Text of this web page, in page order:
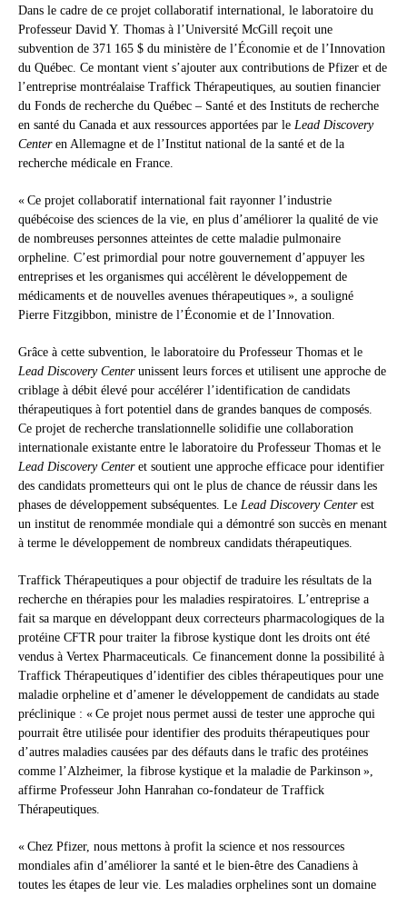
Dans le cadre de ce projet collaboratif international, le laboratoire du
Professeur David Y. Thomas à l’Université McGill reçoit une
subvention de 371 165 $ du ministère de l’Économie et de l’Innovation
du Québec. Ce montant vient s’ajouter aux contributions de Pfizer et de
l’entreprise montréalaise Traffick Thérapeutiques, au soutien financier
du Fonds de recherche du Québec – Santé et des Instituts de recherche
en santé du Canada et aux ressources apportées par le Lead Discovery
Centeren Allemagne et de l’Institut national de la santé et de la
recherche médicale en France.
« Ce projet collaboratif international fait rayonner l’industrie
québécoise des sciences de la vie, en plus d’améliorer la qualité de vie
de nombreuses personnes atteintes de cette maladie pulmonaire
orpheline. C’est primordial pour notre gouvernement d’appuyer les
entreprises et les organismes qui accélèrent le développement de
médicaments et de nouvelles avenues thérapeutiques », a souligné
Pierre Fitzgibbon, ministre de l’Économie et de l’Innovation.
Grâce à cette subvention, le laboratoire du Professeur Thomas et le
Lead Discovery Centerunissent leurs forces et utilisent une approche de
criblage à débit élevé pour accélérer l’identification de candidats
thérapeutiques à fort potentiel dans de grandes banques de composés.
Ce projet de recherche translationnelle solidifie une collaboration
internationale existante entre le laboratoire du Professeur Thomas et le
Lead Discovery Center et soutient une approche efficace pour identifier
des candidats prometteurs qui ont le plus de chance de réussir dans les
phases de développement subséquentes. Le Lead Discovery Centerest
un institut de renommée mondiale qui a démontré son succès en menant
à terme le développement de nombreux candidats thérapeutiques.
Traffick Thérapeutiques a pour objectif de traduire les résultats de la
recherche en thérapies pour les maladies respiratoires. L’entreprise a
fait sa marque en développant deux correcteurs pharmacologiques de la
protéine CFTR pour traiter la fibrose kystique dont les droits ont été
vendus à Vertex Pharmaceuticals. Ce financement donne la possibilité à
Traffick Thérapeutiques d’identifier des cibles thérapeutiques pour une
maladie orpheline et d’amener le développement de candidats au stade
préclinique : « Ce projet nous permet aussi de tester une approche qui
pourrait être utilisée pour identifier des produits thérapeutiques pour
d’autres maladies causées par des défauts dans le trafic des protéines
comme l’Alzheimer, la fibrose kystique et la maladie de Parkinson »,
affirme Professeur John Hanrahan co-fondateur de Traffick
Thérapeutiques.
« Chez Pfizer, nous mettons à profit la science et nos ressources
mondiales afin d’améliorer la santé et le bien-être des Canadiens à
toutes les étapes de leur vie. Les maladies orphelines sont un domaine